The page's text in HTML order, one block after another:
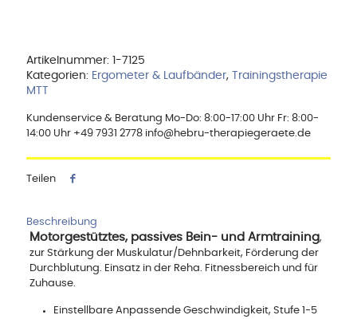
Artikelnummer: 1-7125
Kategorien: Ergometer & Laufbänder, Trainingstherapie
MTT
Kundenservice & Beratung Mo-Do: 8:00-17:00 Uhr Fr: 8:00-
14:00 Uhr +49 7931 2778 info@hebru-therapiegeraete.de
Teilen
Beschreibung
Motorgestütztes, passives Bein- und Armtraining,
zur Stärkung der Muskulatur/Dehnbarkeit, Förderung der
Durchblutung. Einsatz in der Reha. Fitnessbereich und für
Zuhause.
Einstellbare Anpassende Geschwindigkeit, Stufe 1-5